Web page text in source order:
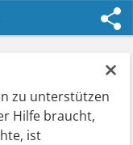
×
zu unterstützen
Hilfe braucht,
ist